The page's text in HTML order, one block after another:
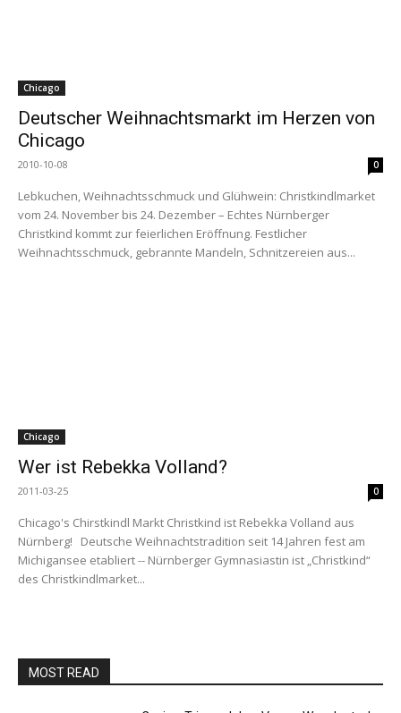
Chicago
Deutscher Weihnachtsmarkt im Herzen von
Chicago
2010-10-08 0
Lebkuchen, Weihnachtsschmuck und Glühwein: Christkindlmarket
vom 24. November bis 24. Dezember – Echtes Nürnberger
Christkind kommt zur feierlichen Eröffnung. Festlicher
Weihnachtsschmuck, gebrannte Mandeln, Schnitzereien aus...
Chicago
Wer ist Rebekka Volland?
2011-03-25 0
Chicago's Chirstkindl Markt Christkind ist Rebekka Volland aus
Nürnberg! Deutsche Weihnachtstradition seit 14 Jahren fest am
Michigansee etabliert -- Nürnberger Gymnasiastin ist „Christkind“
des Christkindlmarket...
MOST READ